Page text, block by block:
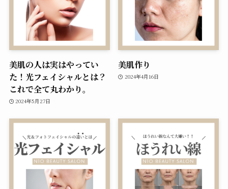
美肌の人は実はやってい
た！光フェイシャルとは？
これで全て丸わかり。
2024年5月27日
美肌作り
2024年4月16日